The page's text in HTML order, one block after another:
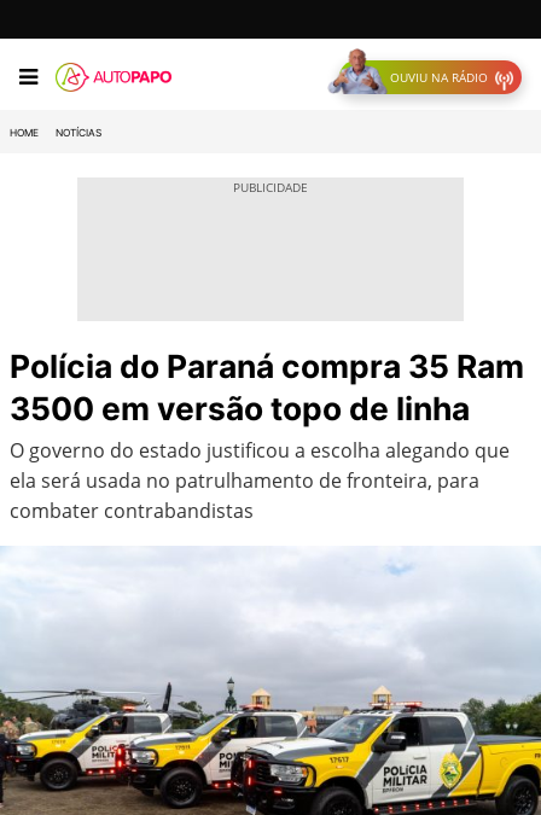
OUVIU NA RÁDIO
HOME NOTÍCIAS
Polícia do Paraná compra 35 Ram
3500 em versão topo de linha
O governo do estado justificou a escolha alegando que
ela será usada no patrulhamento de fronteira, para
combater contrabandistas